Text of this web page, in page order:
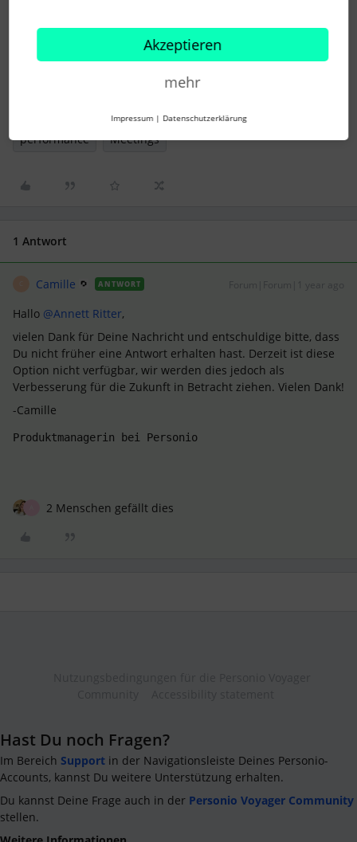
Produktmanagerin bei Personio
performance Meetings
1 Antwort
Camille ANTWORT
Hallo ​ @Annett Ritter,
vielen Dank für Deine Nachricht und entschuldige bitte, dass
Du nicht früher eine Antwort erhalten hast. Derzeit ist diese
Option nicht verfügbar, wir werden dies jedoch als
Verbesserung für die Zukunft in Betracht ziehen. Vielen Dank!
-Camille
Produktmanagerin bei Personio
2 Menschen gefällt dies
Hast Du noch Fragen?
Im Bereich Support in der Navigationsleiste Deines Personio-
Accounts, kannst Du weitere Unterstützung erhalten.
Du kannst Deine Frage auch in der Personio Voyager Community
stellen.
Akzeptieren
mehr
Impressum | Datenschutzerklärung